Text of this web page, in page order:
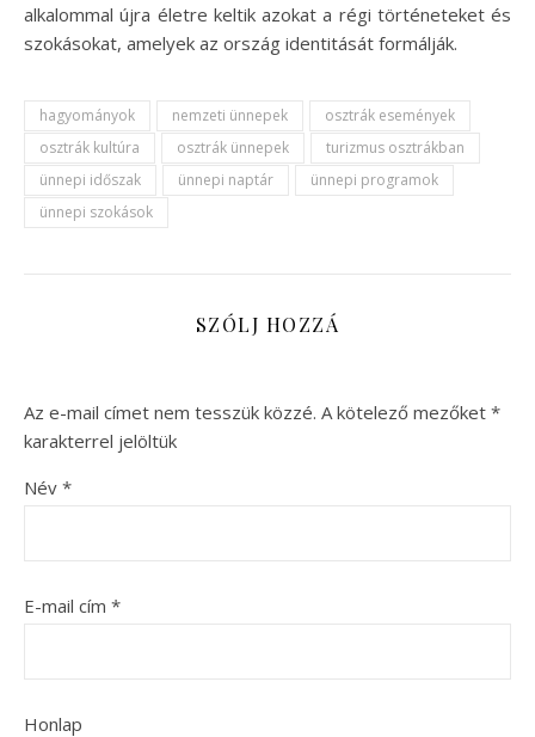
alkalommal újra életre keltik azokat a régi történeteket és
szokásokat, amelyek az ország identitását formálják.
hagyományok nemzeti ünnepek
osztrák események
osztrák kultúra
osztrák ünnepek
turizmus osztrákban
ünnepi időszak
ünnepi naptár
ünnepi programok
ünnepi szokások
SZÓLJ HOZZÁ
Az e-mail címet nem tesszük közzé. A kötelező mezőket *
karakterrel jelöltük
Név *
E-mail cím *
Honlap